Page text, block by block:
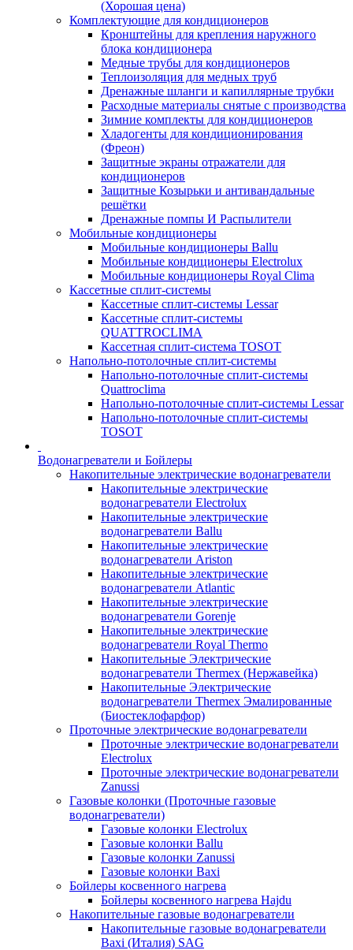
(Хорошая цена)
Комплектующие для кондиционеров
Кронштейны для крепления наружного
блока кондиционера
Медные трубы для кондиционеров
Теплоизоляция для медных труб
Дренажные шланги и капиллярные трубки
Расходные материалы снятые с производства
Зимние комплекты для кондиционеров
Хладогенты для кондиционирования
(Фреон)
Защитные экраны отражатели для
кондиционеров
Защитные Козырьки и антивандальные
решётки
Дренажные помпы И Распылители
Мобильные кондиционеры
Мобильные кондиционеры Ballu
Мобильные кондиционеры Electrolux
Мобильные кондиционеры Royal Clima
Кассетные сплит-системы
Кассетные сплит-системы Lessar
Кассетные сплит-системы
QUATTROCLIMA
Кассетная сплит-система TOSOT
Напольно-потолочные сплит-системы
Напольно-потолочные сплит-системы
Quattroclima
Напольно-потолочные сплит-системы Lessar
Напольно-потолочные сплит-системы
TOSOT
Водонагреватели и Бойлеры
Накопительные электрические водонагреватели
Накопительные электрические
водонагреватели Electrolux
Накопительные электрические
водонагреватели Ballu
Накопительные электрические
водонагреватели Ariston
Накопительные электрические
водонагреватели Atlantic
Накопительные электрические
водонагреватели Gorenje
Накопительные электрические
водонагреватели Royal Thermo
Накопительные Электрические
водонагреватели Thermex (Нержавейка)
Накопительные Электрические
водонагреватели Thermex Эмалированные
(Биостеклофарфор)
Проточные электрические водонагреватели
Проточные электрические водонагреватели
Electrolux
Проточные электрические водонагреватели
Zanussi
Газовые колонки (Проточные газовые
водонагреватели)
Газовые колонки Electrolux
Газовые колонки Ballu
Газовые колонки Zanussi
Газовые колонки Baxi
Бойлеры косвенного нагрева
Бойлеры косвенного нагрева Hajdu
Накопительные газовые водонагреватели
Накопительные газовые водонагреватели
Baxi (Италия) SAG